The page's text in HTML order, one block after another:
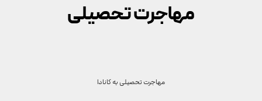
مهاجرت تحصیلی
مهاجرت تحصیلی بهکانادا